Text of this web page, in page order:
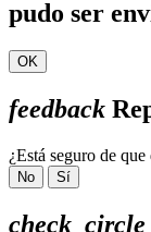
pudo ser
OK
feedback
¿Está seguro de
No Sí
check_circle